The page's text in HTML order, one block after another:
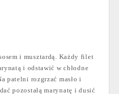
i musztardą. Każdy filet
i odstawić w chłodne
patelni rozgrzać masło i
pozostałą marynatę i dusić